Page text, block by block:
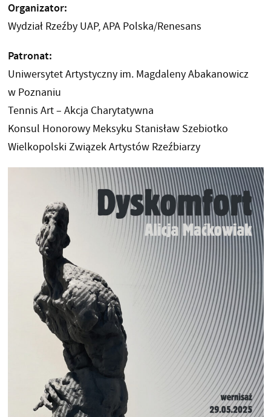
Organizator:
Wydział Rzeźby UAP, APA Polska/Renesans
Patronat:
Uniwersytet Artystyczny im. Magdaleny Abakanowicz
w Poznaniu
Tennis Art – Akcja Charytatywna
Konsul Honorowy Meksyku Stanisław Szebiotko
Wielkopolski Związek Artystów Rzeźbiarzy